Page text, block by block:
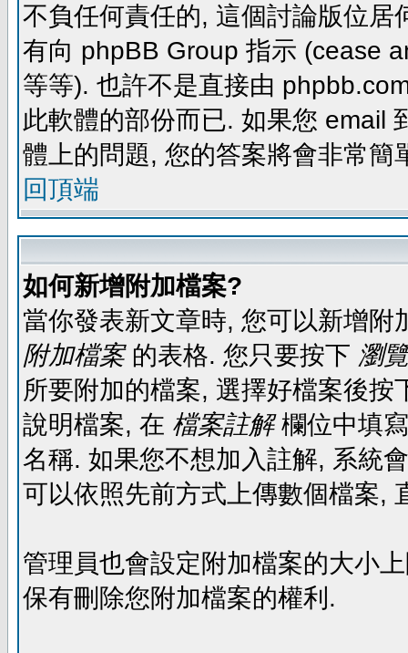
不負任何責任的, 這個討論版位
有向 phpBB Group 指示 (cease
等等). 也許不是直接由
此軟體的部份而已. 如果您 email
體上的問題, 您的答案將會非常簡
回頂端
如何新增附加檔案?
當你發表新文章時, 您可以新增
附加檔案的表格. 您只要按下 瀏
所要附加的檔案, 選擇好檔案後
說明檔案, 在 檔案註解欄位中填
名稱. 如果您不想加入註解, 系統
可以依照先前方式上傳數個檔案,
管理員也會設定附加檔案的大小
保有刪除您附加檔案的權利.